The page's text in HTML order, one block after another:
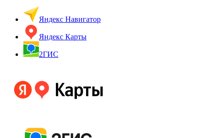
Яндекс Навигатор
Яндекс Карты
2ГИС